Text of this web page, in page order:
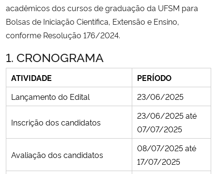
Controladoria-Geral da União
Secretaria de Governo
Gabinete de Segurança Institucional
acadêmicos dos cursos de graduação da UFSM para
Bolsas de Iniciação Científica, Extensão e Ensino,
conforme Resolução 176/2024.
1. CRONOGRAMA
ATIVIDADE
PERÍODO
Lançamento do Edital
23/06/2025
Inscrição dos candidatos
23/06/2025 até
07/07/2025
Avaliação dos candidatos
08/07/2025 até
17/07/2025